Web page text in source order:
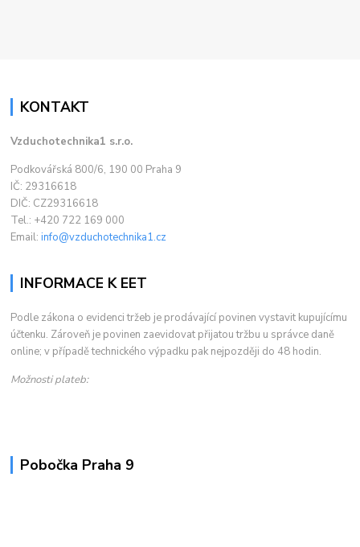
KONTAKT
Vzduchotechnika1 s.r.o.
Podkovářská 800/6, 190 00 Praha 9
IČ: 29316618
DIČ: CZ29316618
Tel.: +420 722 169 000
Email:info@vzduchotechnika1.cz
INFORMACE K EET
Podle zákona o evidenci tržeb je prodávající povinen vystavit kupujícímu
účtenku. Zároveň je povinen zaevidovat přijatou tržbu u správce daně
online; v případě technického výpadku pak nejpozději do 48 hodin.
Možnosti plateb:
Pobočka Praha 9